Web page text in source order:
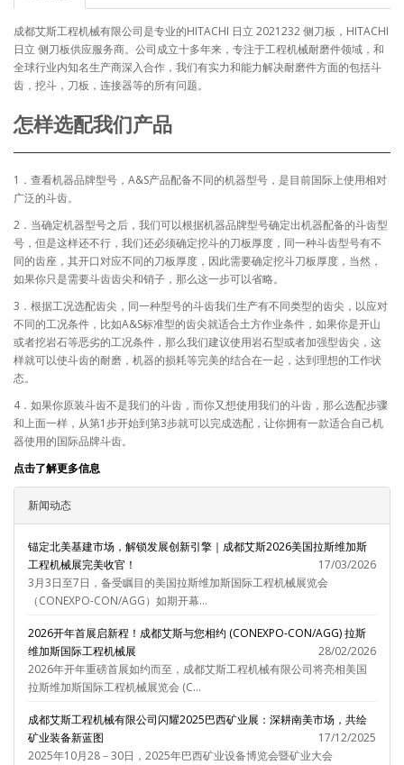
成都艾斯工程机械有限公司是专业的HITACHI 日立 2021232 侧刀板，HITACHI
日立 侧刀板供应服务商。公司成立十多年来，专注于工程机械耐磨件领域，和
全球行业内知名生产商深入合作，我们有实力和能力解决耐磨件方面的包括斗
齿，挖斗，刀板，连接器等的所有问题。
怎样选配我们产品
1．查看机器品牌型号，A&S产品配备不同的机器型号，是目前国际上使用相对
广泛的斗齿。
2．当确定机器型号之后，我们可以根据机器品牌型号确定出机器配备的斗齿型
号，但是这样还不行，我们还必须确定挖斗的刀板厚度，同一种斗齿型号有不
同的齿座，其开口对应不同的刀板厚度，因此需要确定挖斗刀板厚度，当然，
如果你只是需要斗齿齿尖和销子，那么这一步可以省略。
3．根据工况选配齿尖，同一种型号的斗齿我们生产有不同类型的齿尖，以应对
不同的工况条件，比如A&S标准型的齿尖就适合土方作业条件，如果你是开山
或者挖岩石等恶劣的工况条件，那么我们建议使用岩石型或者加强型齿尖，这
样就可以使斗齿的耐磨，机器的损耗等完美的结合在一起，达到理想的工作状
态。
4．如果你原装斗齿不是我们的斗齿，而你又想使用我们的斗齿，那么选配步骤
和上面一样，从第1步开始到第3步就可以完成选配，让你拥有一款适合自己机
器使用的国际品牌斗齿。
点击了解更多信息
新闻动态
锚定北美基建市场，解锁发展创新引擎｜成都艾斯2026美国拉斯维加斯
工程机械展完美收官！
17/03/2026
3月3日至7日，备受瞩目的美国拉斯维加斯国际工程机械展览会
（CONEXPO-CON/AGG）如期开幕...
2026开年首展启新程！成都艾斯与您相约 (CONEXPO-CON/AGG) 拉斯
维加斯国际工程机械展
28/02/2026
2026年开年重磅首展如约而至，成都艾斯工程机械有限公司将亮相美国
拉斯维加斯国际工程机械展览会 (C...
成都艾斯工程机械有限公司闪耀2025巴西矿业展：深耕南美市场，共绘
矿业装备新蓝图
17/12/2025
2025年10月28－30日，2025年巴西矿业设备博览会暨矿业大会